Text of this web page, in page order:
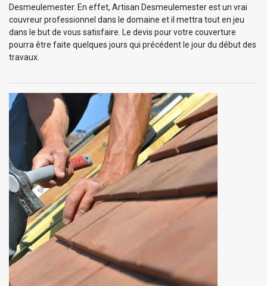
Desmeulemester. En effet, Artisan Desmeulemester est un vrai
couvreur professionnel dans le domaine et il mettra tout en jeu
dans le but de vous satisfaire. Le devis pour votre couverture
pourra être faite quelques jours qui précédent le jour du début des
travaux.